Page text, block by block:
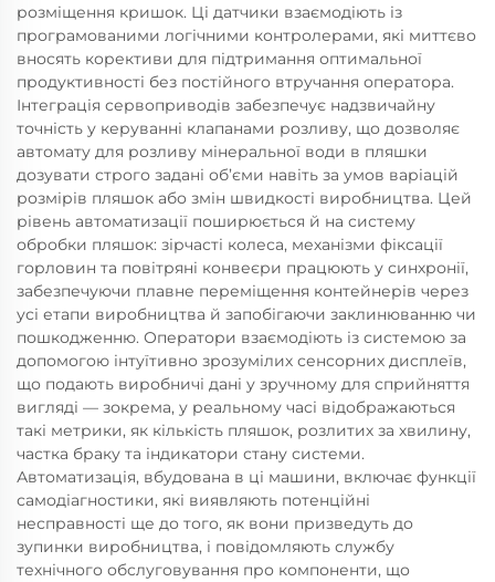
розміщення кришок. Ці датчики взаємодіють із
програмованими логічними контролерами, які миттєво
вносять корективи для підтримання оптимальної
продуктивності без постійного втручання оператора.
Інтеграція сервоприводів забезпечує надзвичайну
точність у керуванні клапанами розливу, що дозволяє
автомату для розливу мінеральної води в пляшки
дозувати строго задані об’єми навіть за умов варіацій
розмірів пляшок або змін швидкості виробництва. Цей
рівень автоматизації поширюється й на систему
обробки пляшок: зірчасті колеса, механізми фіксації
горловин та повітряні конвеєри працюють у синхронії,
забезпечуючи плавне переміщення контейнерів через
усі етапи виробництва й запобігаючи заклинюванню чи
пошкодженню. Оператори взаємодіють із системою за
допомогою інтуїтивно зрозумілих сенсорних дисплеїв,
що подають виробничі дані у зручному для сприйняття
вигляді — зокрема, у реальному часі відображаються
такі метрики, як кількість пляшок, розлитих за хвилину,
частка браку та індикатори стану системи.
Автоматизація, вбудована в ці машини, включає функції
самодіагностики, які виявляють потенційні
несправності ще до того, як вони призведуть до
зупинки виробництва, і повідомляють службу
технічного обслуговування про компоненти, що